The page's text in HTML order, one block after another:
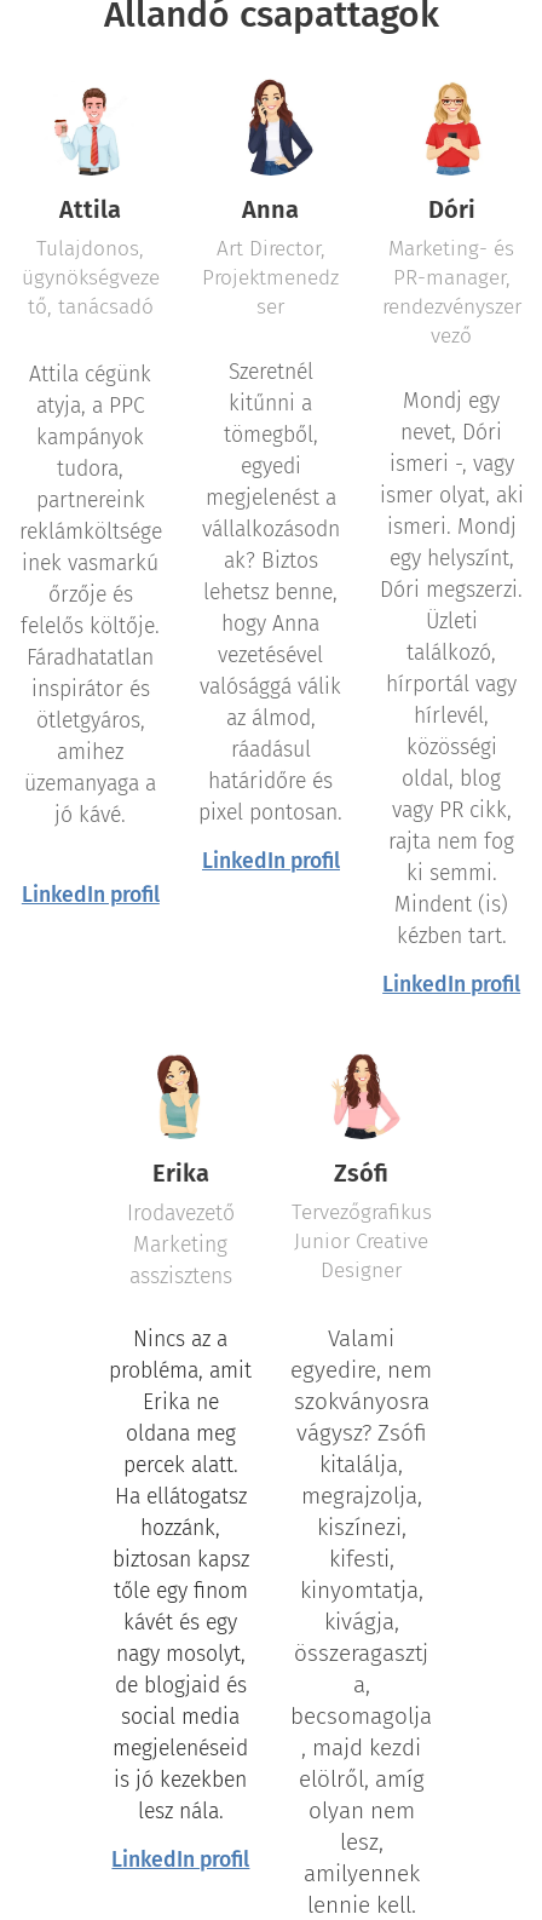
Állandó csapattagok
Attila
Tulajdonos,
ügynökségveze
tő, tanácsadó
Attila cégünk
atyja, a PPC
kampányok
tudora,
partnereink
reklámköltsége
inek vasmarkú
őrzője és
felelős költője.
Fáradhatatlan
inspirátor és
ötletgyáros,
amihez
üzemanyaga a
jó kávé.
LinkedIn profil
Anna
Art Director,
Projektmenedz
ser
Szeretnél
kitűnni a
tömegből,
egyedi
megjelenést a
vállalkozásodn
ak? Biztos
lehetsz benne,
hogy Anna
vezetésével
valósággá válik
az álmod,
ráadásul
határidőre és
pixel pontosan.
LinkedIn profil
Dóri
Marketing- és
PR-manager,
rendezvényszer
vező
Mondj egy
nevet, Dóri
ismeri -, vagy
ismer olyat, aki
ismeri. Mondj
egy helyszínt,
Dóri megszerzi.
Üzleti
találkozó,
hírportál vagy
hírlevél,
közösségi
oldal, blog
vagy PR cikk,
rajta nem fog
ki semmi.
Mindent (is)
kézben tart.
LinkedIn profil
Erika
Irodavezető
Marketing
asszisztens
Nincs az a
probléma, amit
Erika ne
oldana meg
percek alatt.
Ha ellátogatsz
hozzánk,
biztosan kapsz
tőle egy finom
kávét és egy
nagy mosolyt,
de blogjaid és
social media
megjelenéseid
is jó kezekben
lesz nála.
LinkedIn profil
Zsófi
Tervezőgrafikus
Junior Creative
Designer
Valami
egyedire, nem
szokványosra
vágysz? Zsófi
kitalálja,
megrajzolja,
kiszínezi,
kifesti,
kinyomtatja,
kivágja,
összeragasztj
a,
becsomagolja
, majd kezdi
elölről, amíg
olyan nem
lesz,
amilyennek
lennie kell.